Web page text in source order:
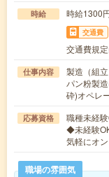
時給 時給1300
交通費
交通費規
仕事内容
製造（組立
パン粉製
砕)オペレ
応募資格
職種未経
◆未経験
気軽にオ
職場の雰囲気